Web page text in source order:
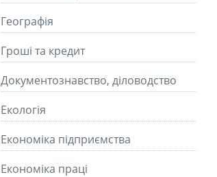
Географія
Гроші та кредит
Документознавство, діловодство
Екологія
Економіка підприємства
Економіка праці